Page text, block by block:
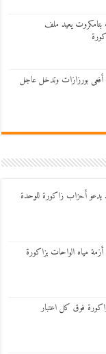
يعيد ملف
بورزازات وتدخل عاجل
يدعو أحزاب زاكورة للوحدة
مياه الواحات بزاكورة
فوق كل اعتبار